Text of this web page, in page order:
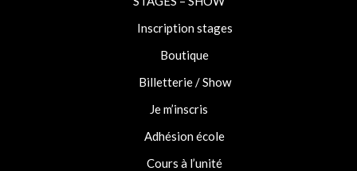
Inscription stages
Boutique
Billetterie / Show
Je m’inscris
Adhésion école
Cours à l’unité